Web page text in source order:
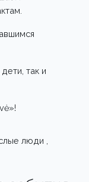
так и
люди ,